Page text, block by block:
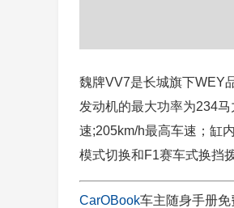
魏牌VV7是长城旗下WEY
发动机的最大功率为234
速;205km/h最高车速；缸
模式切换和F1赛车式换挡拨
CarOBook车主随身手册免